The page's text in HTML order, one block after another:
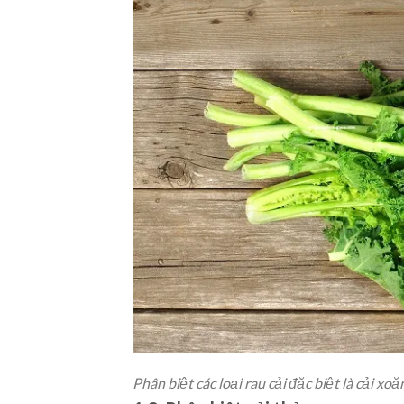
Phân biệt các loại rau cải đặc biệt là cải